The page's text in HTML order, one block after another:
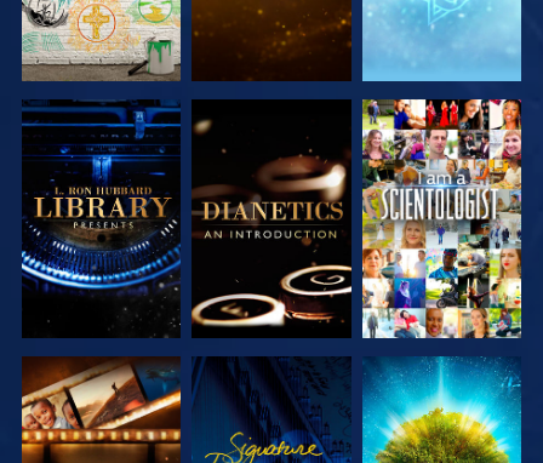
DÉCOUVRIR
LES SÉRIES
DÉCOUVRIR
LES SÉRIES
REGARDER
DÉCOUVRIR
LES SÉRIES
REGARDER
DÉCOUVRIR
LES SÉRIES